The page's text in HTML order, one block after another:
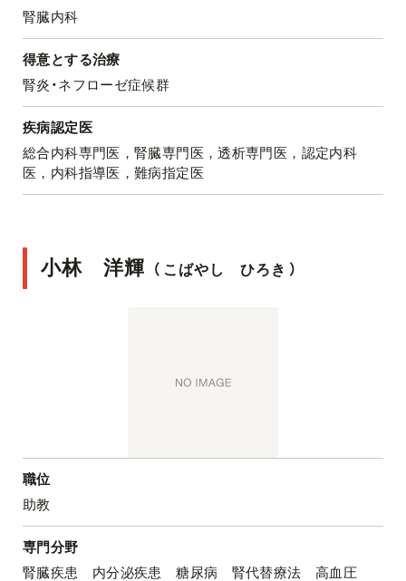
腎臓内科
得意とする治療
腎炎・ネフローゼ症候群
疾病認定医
総合内科専門医，腎臓専門医，透析専門医，認定内科
医，内科指導医，難病指定医
小林 洋輝 （ こばやし ひろき ）
職位
助教
専門分野
腎臓疾患 内分泌疾患 糖尿病 腎代替療法 高血圧